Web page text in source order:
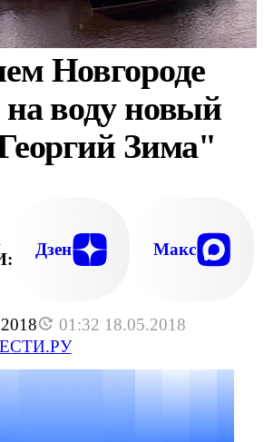
01:32 18.05.2018
Новгороде
воду новый
Зима"
Дзен Макс